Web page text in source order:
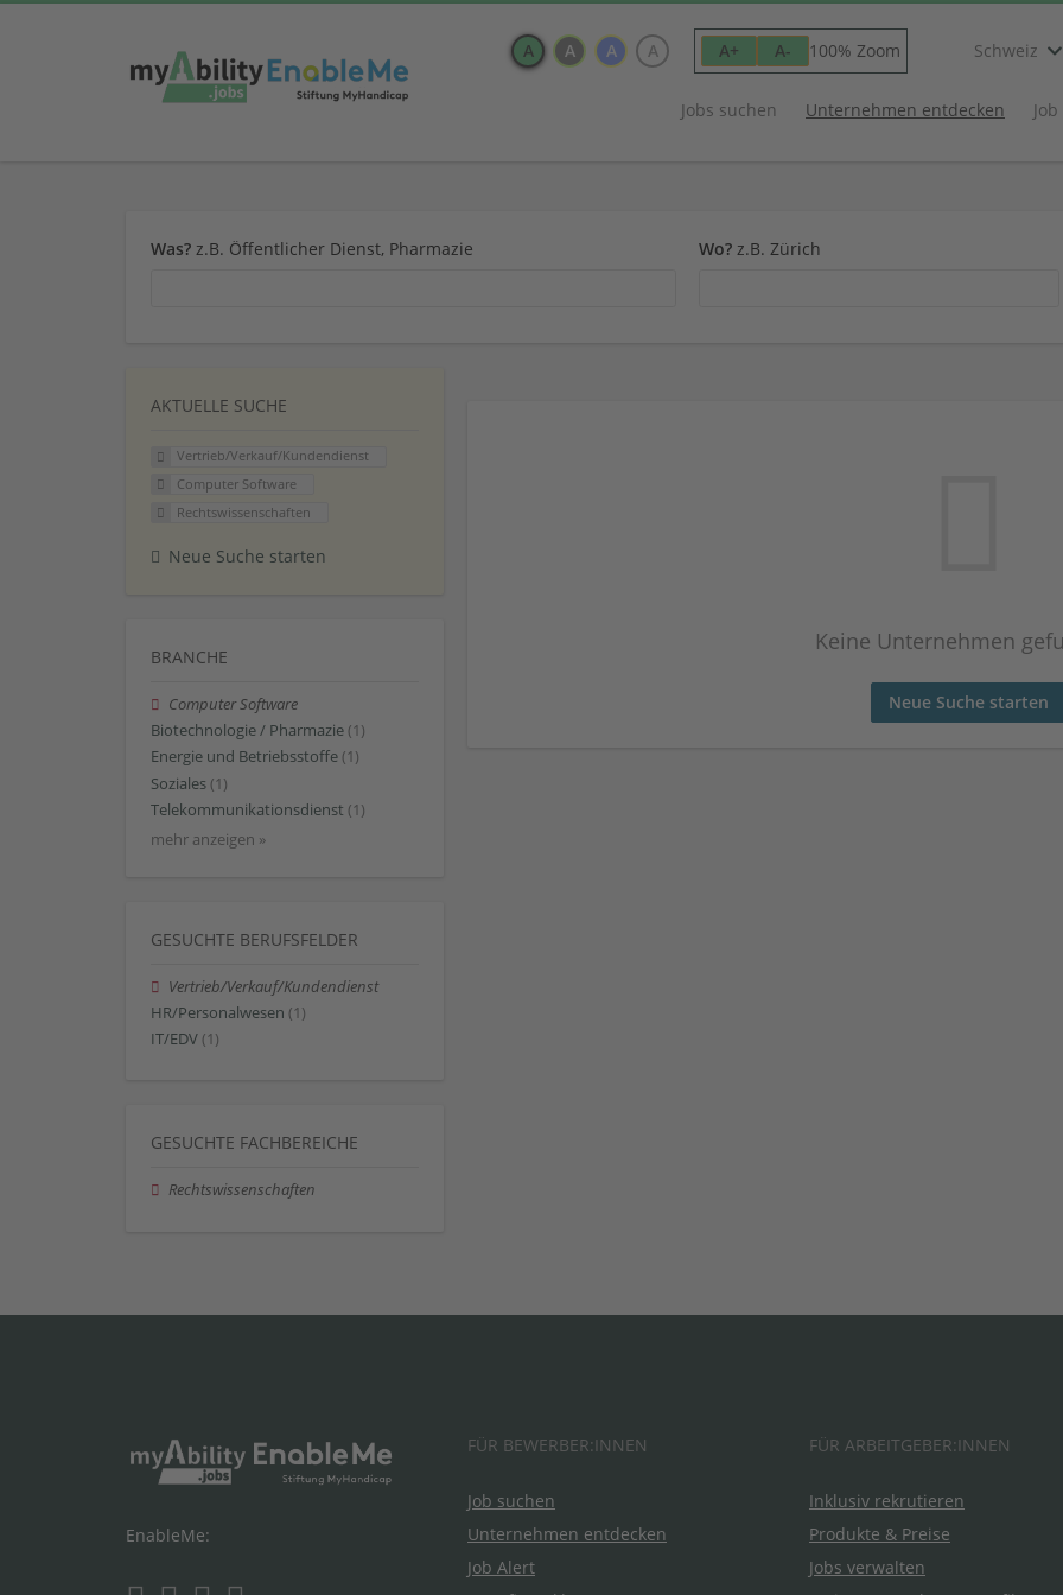
A A A A A+ A- 100% Zoom Schweiz
Jobs suchen Unternehmen entdecken
Was? z.B. Öffentlicher Dienst, Pharmazie Wo? z.B. Zürich
AKTUELLE SUCHE
Vertrieb/Verkauf/Kundendienst
Computer Software
Rechtswissenschaften
Neue Suche starten
BRANCHE
Computer Software
Biotechnologie / Pharmazie (1)
Energie und Betriebsstoffe (1)
Soziales (1)
Telekommunikationsdienst (1)
mehr anzeigen »
GESUCHTE BERUFSFELDER
Vertrieb/Verkauf/Kundendienst
HR/Personalwesen (1)
IT/EDV (1)
GESUCHTE FACHBEREICHE
Rechtswissenschaften
Keine Unternehmen
Neue Suche starten
EnableMe:
FÜR BEWERBER:INNEN
Job suchen
Unternehmen entdecken
Job Alert
FÜR ARBEITGEBER:INNEN
Inklusiv rekrutieren
Produkte & Preise
Jobs verwalten